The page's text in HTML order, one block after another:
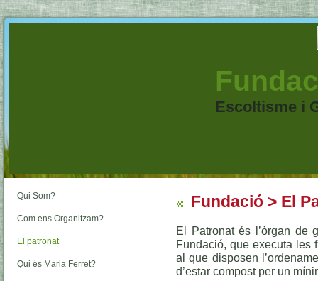
Escoltisme i
Qui Som?
Com ens Organitzam?
El patronat
Qui és Maria Ferret?
Fundació > El
El Patronat és l’òrgan de
Fundació, que executa les
al que disposen
d’estar compost per un